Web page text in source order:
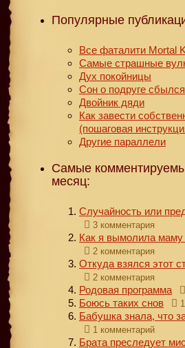
Популярные
Все фаталити Mortal
Самые страшные
Дух покойницы
Сон о подруге сбылся
Двойник дяди
Как завести
(пошаговая
Другие параллели
Самые
месяц:
Случайность или
3 комментария
Как я вымолила маму
2 комментария
Откуда взялся этот
2 комментария
Родовая программа
Боюсь таких снов
Бабушка знала, что
1 комментарий
Брата преследует